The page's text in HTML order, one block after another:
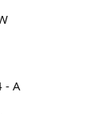
- A